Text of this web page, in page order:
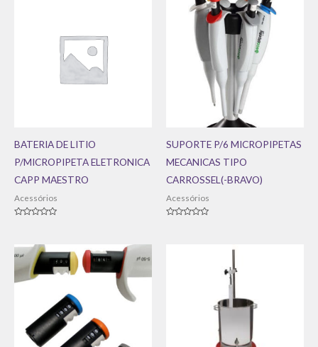
BATERIA DE LITIO
P/MICROPIPETA ELETRONICA
CAPP MAESTRO
Acessórios
5
SUPORTE P/6 MICROPIPETAS
MECANICAS TIPO
CARROSSEL(-BRAVO)
Acessórios